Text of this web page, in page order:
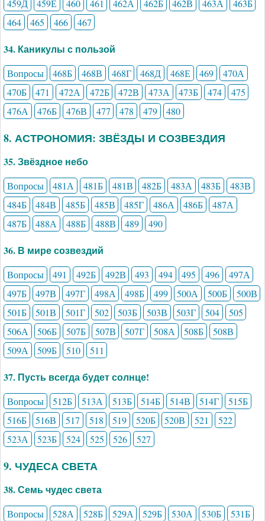
459Д 459Е 460 461 462А 462Б 462В 463А
463Б
464
465 466 467
34. Каникулы с пользой
Вопросы 468Б 468В 468Г 468Д 468Е 469
470А
470Б
471 472А 472Б 472В 473А 473Б 474
475
476А
476Б 476В 477 478 479 480
8. АСТРОНОМИЯ: ЗВЁЗДЫ И СОЗВЕЗДИЯ
35. Звёздное небо
Вопросы 481А 481Б 481В 482Б 483А 483Б
483В
484Б
484В 485Б 485В 485Г 486А 486Б
487А
487Б
488А 488Б 488В 489 490
36. В мире созвездий
Вопросы 491 492Б 492В 493 494 495 496
497А
497Б
497В 497Г 498А 498Б 499 500А 500Б
500В
501Б
501В 501Г 502 503Б 503В 503Г 504
505
506А
506Б 507Б 507В 507Г 508А 508Б
508В
509А
509Б 510 511
37. Пусть всегда будет солнце!
Вопросы 512Б 513А 513Б 514Б 514В 514Г
515Б
516Б
516В 517 518 519 520Б 520В 521
522
523А
523Б 524 525 526 527
9. ЧУДЕСА СВЕТА
38. Семь чудес света
Вопросы 528А 528Б 529А 529Б 530А 530Б
531Б